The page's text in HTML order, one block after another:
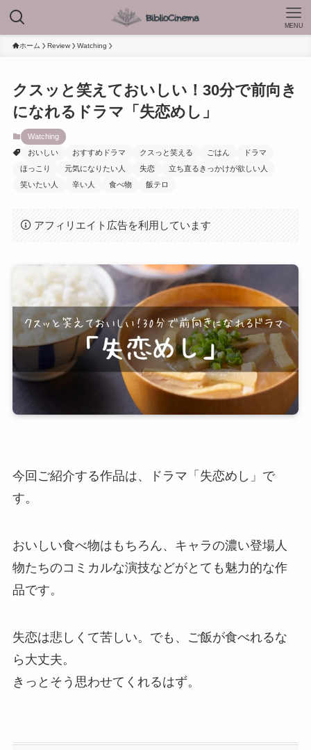
MENU
ホーム Review Watching
クスッと笑えておいしい！30分で前向き
になれるドラマ「失恋めし」
Watching
おいしい
おすすめドラマ クスっと笑える ごはん
ドラマ
ほっこり
元気になりたい人 失恋
立ち直るきっかけが欲しい人
笑いたい人
辛い人 食べ物 飯テロ
アフィリエイト広告を利用しています
今回ご紹介する作品は、ドラマ「失恋めし」で
す。
おいしい食べ物はもちろん、キャラの濃い登場人
物たちのコミカルな演技などがとても魅力的な作
品です。
失恋は悲しくて苦しい。でも、ご飯が食べれるな
ら大丈夫。
きっとそう思わせてくれるはず。